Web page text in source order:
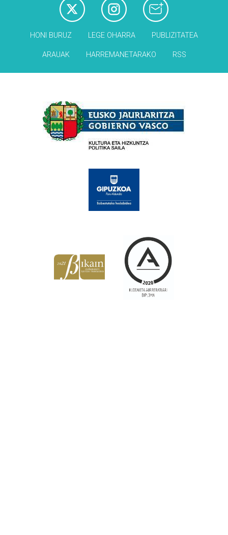
HONI BURUZ LEGE OHARRA PUBLIZITATEA
ARAUAK HARREMANETARAKO RSS